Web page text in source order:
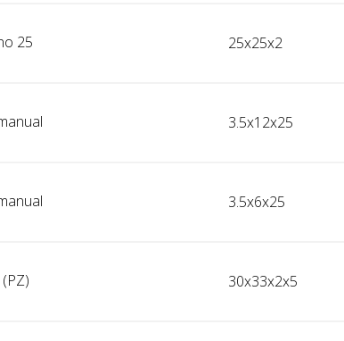
25 25x25x2
3.5x12x25
3.5x6x25
30x33x2x5